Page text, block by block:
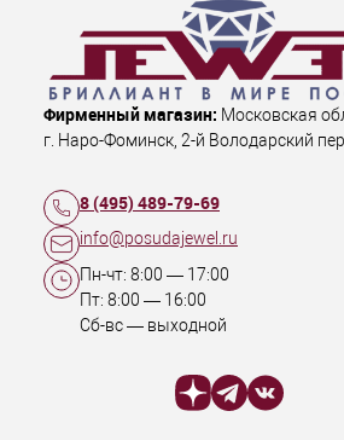
Фирменный магазин: Московская
г. Наро-Фоминск, 2-й Володарский
8 (495) 489-79-69
info@posudajewel.ru
Пн-чт: 8:00 — 17:00
Пт: 8:00 — 16:00
Сб-вс — выходной